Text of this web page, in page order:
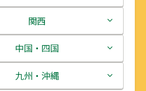
岩手県
宮城県
秋田県
栃木県
群馬県
埼玉県
新潟県
富山県
石川県
関西
三重県
滋賀県
中国・四国
鳥取県
九州・沖縄